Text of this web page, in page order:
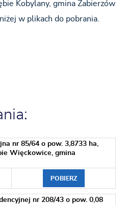
Kobylany, gmina Zabierzów
w plikach do pobrania.
nr 85/64 o pow. 3,8733 ha,
Więckowice, gmina
POBIERZ
nr 208/43 o pow. 0,08